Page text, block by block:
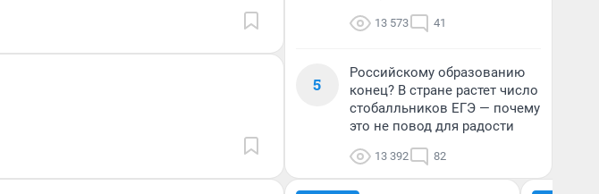
13 573 41
5
Российскому образованию
конец? В стране растет число
стобалльников ЕГЭ — почему
это не повод для радости
13 392 82